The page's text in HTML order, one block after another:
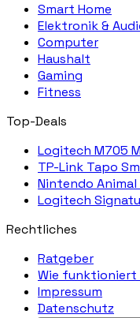
Smart Home
Elektronik &
Computer
Haushalt
Gaming
Fitness
Top-Deals
Logitech M705
TP-Link Tapo
Nintendo Animal
Logitech
Rechtliches
Ratgeber
Wie funktioniert
Impressum
Datenschutz